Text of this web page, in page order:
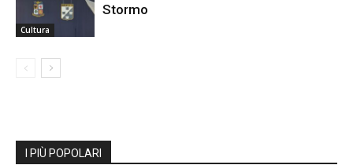
Cultura
Stormo
I PIÙ POPOLARI